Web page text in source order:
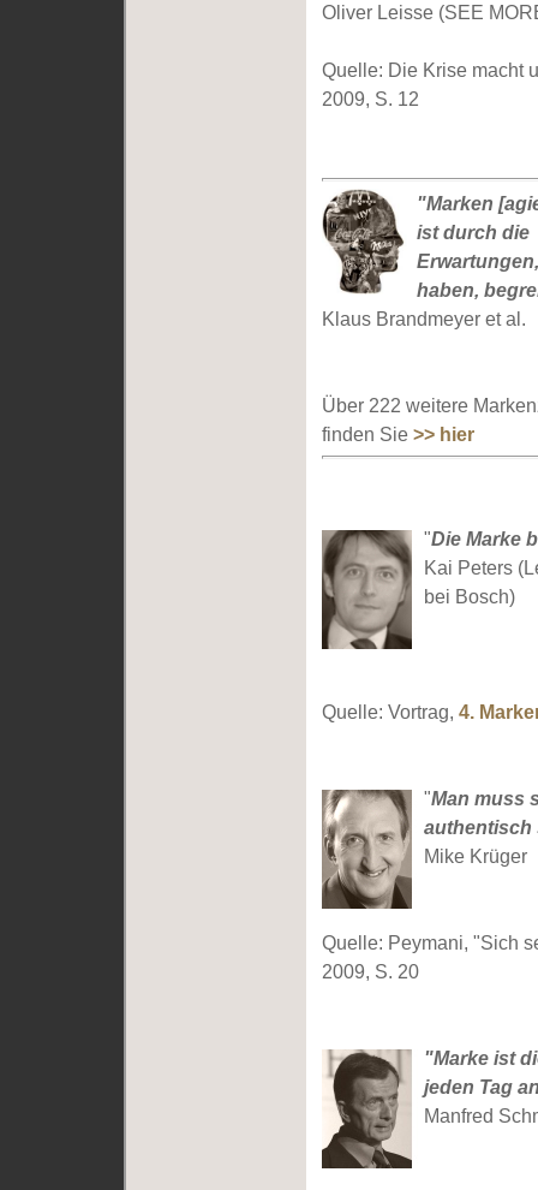
Oliver Leisse (SEE
Quelle: Die Krise macht
2009, S. 12
"Marken
ist durch die
haben,
Klaus Brandmeyer et al.
Über 222 weitere
finden Sie >> hier
"Die Marke
Kai Peters
bei Bosch)
Quelle: Vortrag, 4.
"Man muss
authentisch
Mike Krüger
Quelle: Peymani, "Sich
2009, S. 20
"Marke ist
jeden Tag
Manfred